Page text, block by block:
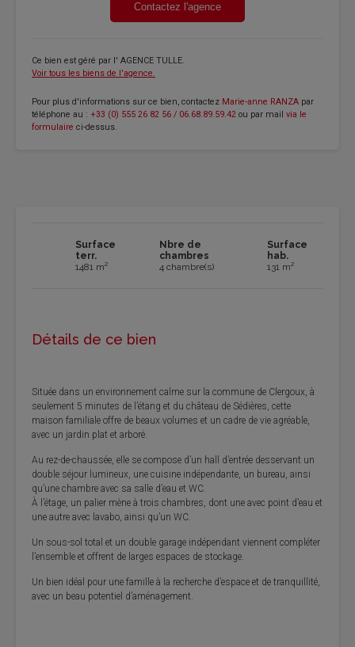
Contactez l'agence
Ce bien est géré par l' AGENCE TULLE.
Voir tous les biens de l'agence.
Pour plus d'informations sur ce bien, contactez Marie-anne RANZA par
téléphone au : +33 (0) 555 26 82 56 / 06.68.89.59.42 ou par mail via le
formulaire ci-dessus.
Surface
terr.
1481 m²
Nbre de
chambres
4 chambre(s)
Surface
hab.
131 m²
Détails de ce bien
Située dans un environnement calme sur la commune de Clergoux, à
seulement 5 minutes de l’étang et du château de Sédières, cette
maison familiale offre de beaux volumes et un cadre de vie agréable,
avec un jardin plat et arboré.
Au rez-de-chaussée, elle se compose d’un hall d’entrée desservant un
double séjour lumineux, une cuisine indépendante, un bureau, ainsi
qu’une chambre avec sa salle d’eau et WC.
À l’étage, un palier mène à trois chambres, dont une avec point d’eau et
une autre avec lavabo, ainsi qu’un WC.
Un sous-sol total et un double garage indépendant viennent compléter
l’ensemble et offrent de larges espaces de stockage.
Un bien idéal pour une famille à la recherche d’espace et de tranquillité,
avec un beau potentiel d’aménagement.